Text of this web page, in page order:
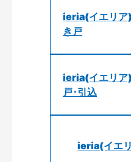
ieria(イエリア
き戸
ieria(イエリア
戸･引込
ieria(イエ